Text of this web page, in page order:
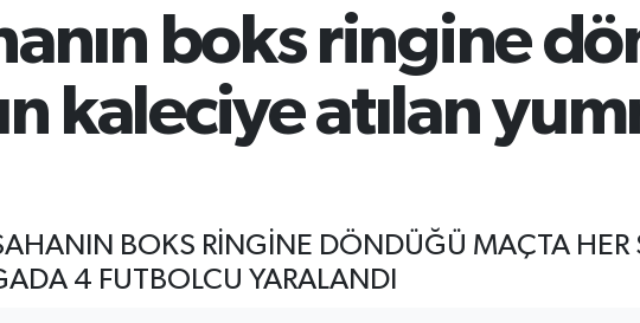
boks ringine
kaleciye atılan
BOKS RİNGİNE DÖNDÜĞÜ MAÇTA HER
4 FUTBOLCU YARALANDI